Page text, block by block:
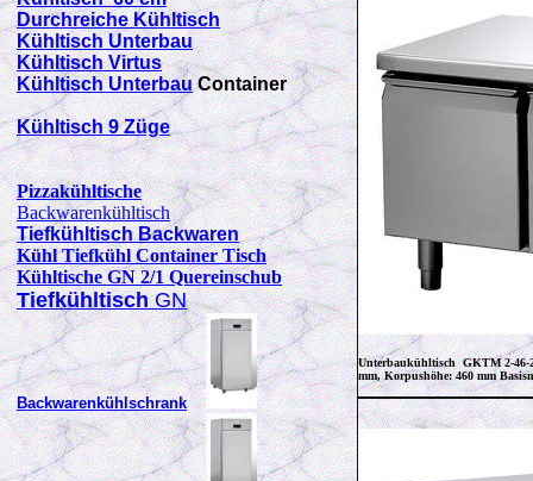
Durchreiche Kühltisch
Kühltisch Unterbau
Kühltisch Virtus
Kühltisch UnterbauContainer
Kühltisch 9 Züge
Pizzakühltische
Backwarenkühltisch
Tiefkühltisch Backwaren
Kühl Tiefkühl Container Tisch
Kühltische GN 2/1 Quereinschub
TiefkühltischGN
Backwarenkühlschrank
Unterbaukühltisch GKTM 2-
mm, Korpushöhe: 460 mm